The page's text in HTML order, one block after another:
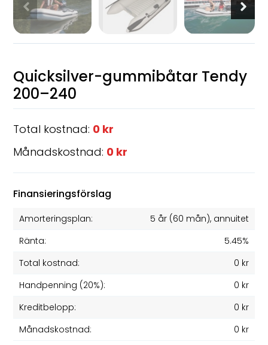
Quicksilver-gummibåtar Tendy
200–240
Total kostnad: 0 kr
Månadskostnad: 0 kr
Finansieringsförslag
Amorteringsplan: 5 år(60 mån), annuitet
Ränta:
5.45%
Total kostnad:
0 kr
Handpenning (20%):
0 kr
Kreditbelopp:
0 kr
Månadskostnad:
0 kr